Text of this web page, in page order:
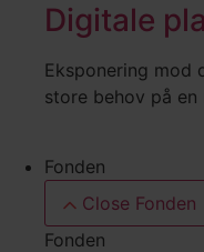
Digitale
Eksponering mod
store behov på
Fonden
Close Fonden
Fonden